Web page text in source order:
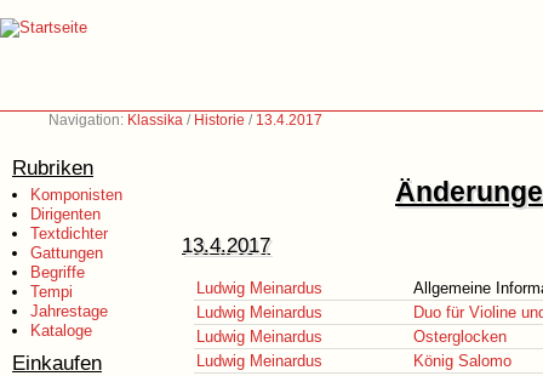
Navigation: Klassika / Historie / 13.4.2017
Rubriken
Komponisten
Dirigenten
Textdichter
Gattungen
Begriffe
Tempi
Jahrestage
Kataloge
Einkaufen
13.4.2017
Ludwig Meinardus
Allgemeine
Ludwig Meinardus
Duo für Violine
Ludwig Meinardus
Osterglocken
Ludwig Meinardus
König Salomo